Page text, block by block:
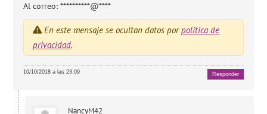
Al correo: **********@****
En este mensaje se ocultan datos porpolítica de
privacidad.
10/10/2018 a las 23:09 Responder
NancyM42